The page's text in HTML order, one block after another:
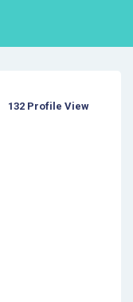
132 Profile View